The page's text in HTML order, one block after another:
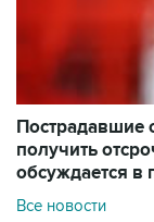
Пострадавшие
получить
обсуждается в
Все новости